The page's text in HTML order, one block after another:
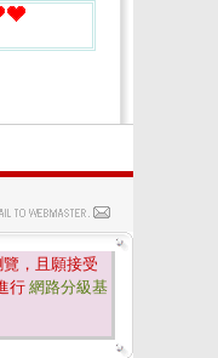
，且願接受
行 網路分級基